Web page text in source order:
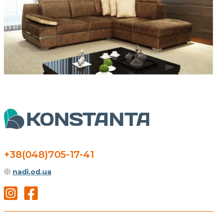
+38(048)705-17-41
nadi.od.ua